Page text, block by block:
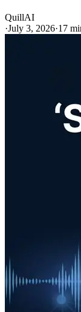
QuillAI
·July 3, 2026·17